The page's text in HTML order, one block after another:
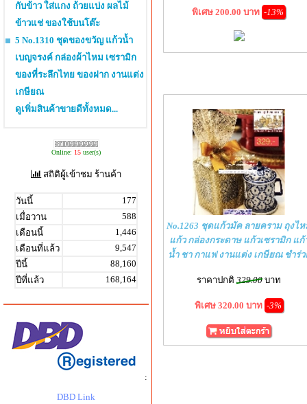
กับข้าว ใส่แกง ถ้วยแบ่ง ผลไม้
ข้าวแช่ ของใช้บนโต๊ะ
5 No.1310 ชุดของขวัญ แก้วน้ำ
เบญจรงค์ กล่องผ้าไหม เซรามิก
ของที่ระลึกไทย ของฝาก งานแต่ง
เกษียณ
ดูเพิ่มสินค้าขายดีทั้งหมด...
Online: 15 user(s)
สถิติผู้เข้าชม ร้านค้า
วันนี้
177
เมื่อวาน
588
เดือนนี้
1,446
เดือนที่แล้ว
9,547
ปีนี้
88,160
ปีที่แล้ว
168,164
:
DBD Link
พิเศษ 200.00 บาท -13%
No.1263 ชุดแก้วมัค ลายคราม ถุงไ
แก้ว กล่องกระดาษ แก้วเซรามิก แก้
น้ำ ชา กาแฟ งานแต่ง เกษียณ ชำร่ว
ราคาปกติ 329.00 บาท
พิเศษ 320.00 บาท -3%